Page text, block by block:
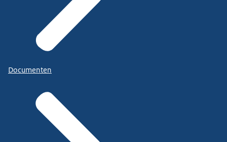
Documenten